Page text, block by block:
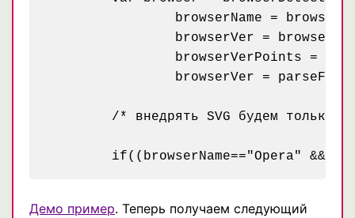
Демо пример. Теперь получаем следующий